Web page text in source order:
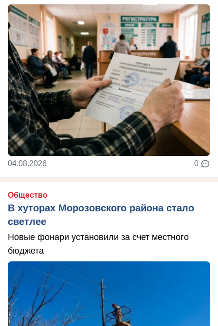
04.08.2026 0
Общество
В хуторах Морозовского района стало
светлее
Новые фонари установили за счет местного
бюджета